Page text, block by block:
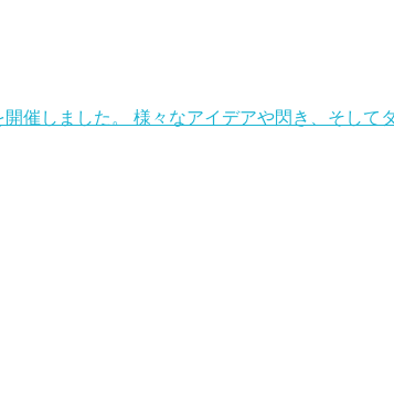
催しました。 様々なアイデアや閃き、そして